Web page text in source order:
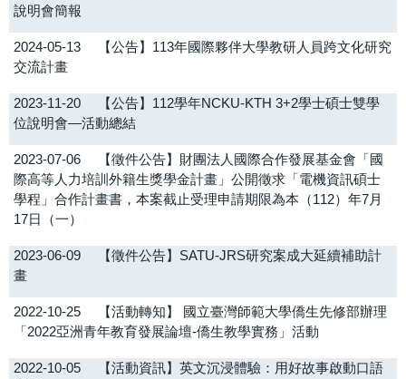
說明會簡報
2024-05-13
【公告】113年國際夥伴大學教研人員跨文化研究
交流計畫
2023-11-20
【公告】112學年NCKU-KTH 3+2學士碩士雙學
位說明會—活動總結
2023-07-06
【徵件公告】財團法人國際合作發展基金會「國
際高等人力培訓外籍生獎學金計畫」公開徵求「電機資訊碩士
學程」合作計畫書，本案截止受理申請期限為本（112）年7月
17日（一）
2023-06-09
【徵件公告】SATU-JRS研究案成大延續補助計
畫
2022-10-25
【活動轉知】 國立臺灣師範大學僑生先修部辦理
「2022亞洲青年教育發展論壇-僑生教學實務」活動
2022-10-05
【活動資訊】英文沉浸體驗：用好故事啟動口語